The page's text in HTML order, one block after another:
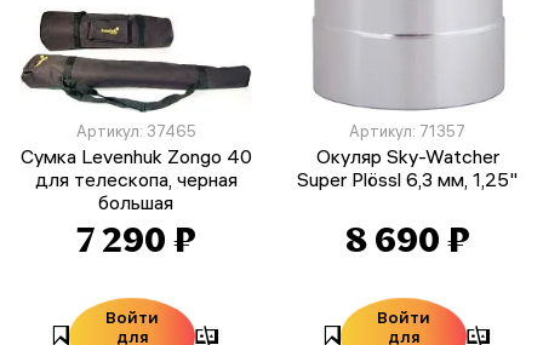
Артикул: 37465
Сумка Levenhuk Zongo 40
для телескопа, черная
большая
7 290 ₽
Войти
для
Артикул: 71357
Окуляр Sky-Watcher
Super Plössl 6,3 мм, 1,25"
8 690 ₽
Войти
для